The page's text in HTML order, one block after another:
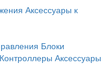
Аксессуары к
Блоки
Контроллеры Аксессуары